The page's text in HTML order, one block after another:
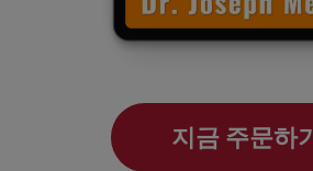
지금 주문하기